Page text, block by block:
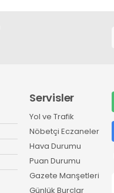
Servisler
Yol ve Trafik
Nöbetçi Eczaneler
Hava Durumu
Puan Durumu
Gazete Manşetleri
Günlük Burçlar